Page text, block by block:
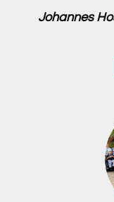
Johannes